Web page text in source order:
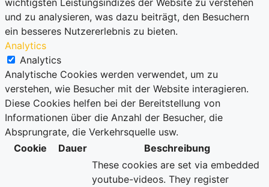
wichtigsten Leistungsindizes der Website zu verstehen
und zu analysieren, was dazu beiträgt, den Besuchern
ein besseres Nutzererlebnis zu bieten.
Analytics
Analytics
Analytische Cookies werden verwendet, um zu
verstehen, wie Besucher mit der Website interagieren.
Diese Cookies helfen bei der Bereitstellung von
Informationen über die Anzahl der Besucher, die
Absprungrate, die Verkehrsquelle usw.
Cookie
Dauer Beschreibung
These cookies are set via embedded
youtube-videos. They register